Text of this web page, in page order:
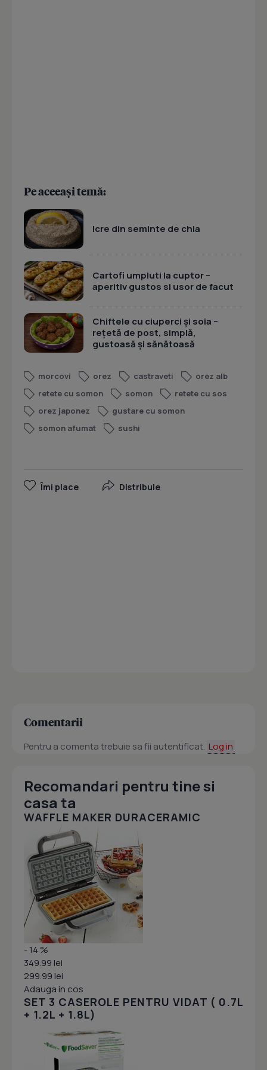
Pe aceeași temă:
Icre din seminte de chia
Cartofi umpluti la cuptor –
aperitiv gustos si usor de facut
Chiftele cu ciuperci și soia –
rețetă de post, simplă,
gustoasă și sănătoasă
morcovi orez castraveti
orez alb
retete cu somon
somon
retete cu sos
orez japonez
gustare cu somon
somon afumat
sushi
Îmi place Distribuie
Comentarii
Pentru a comenta trebuie sa fii autentificat. Log in
Recomandari pentru tine si
casa ta
WAFFLE MAKER DURACERAMIC
- 14 %
349.99 lei
299.99 lei
Adauga in cos
SET 3 CASEROLE PENTRU VIDAT ( 0.7L
+ 1.2L + 1.8L)